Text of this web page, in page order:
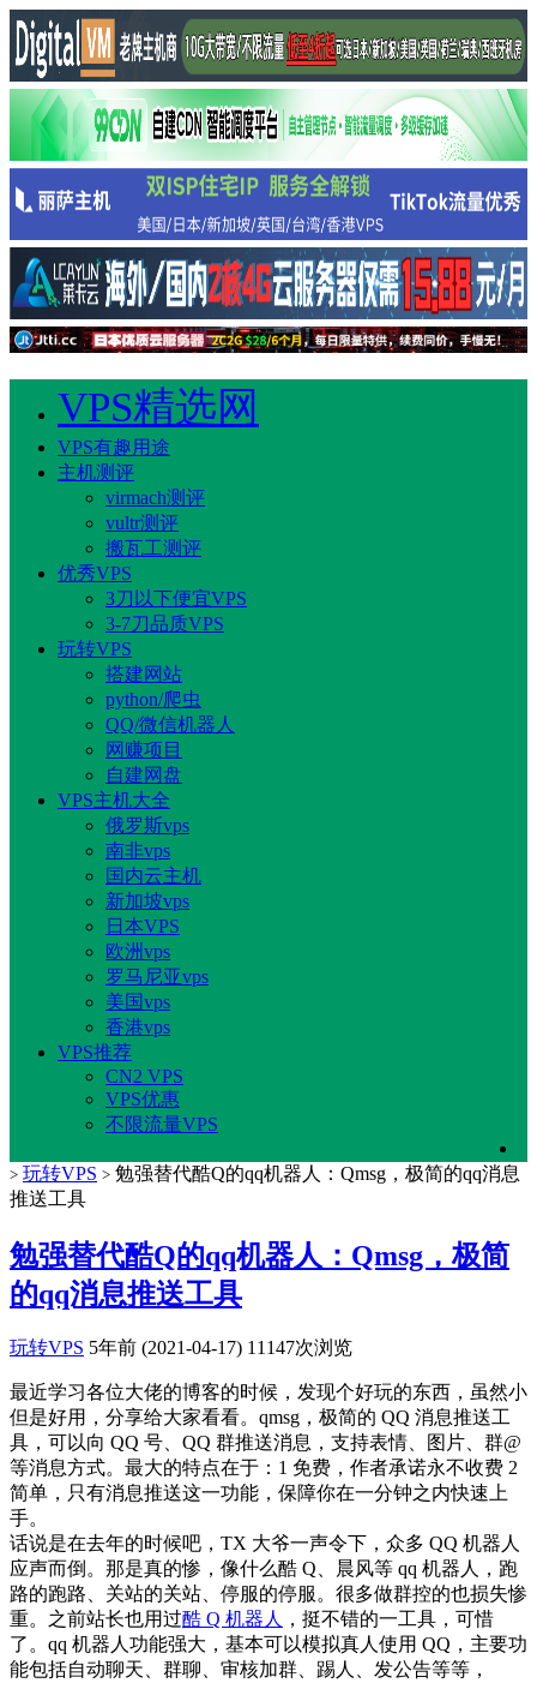
VPS精选网
VPS有趣用途
主机测评
virmach测评
vultr测评
搬瓦工测评
优秀VPS
3刀以下便宜VPS
3-7刀品质VPS
玩转VPS
搭建网站
python/爬虫
QQ/微信机器人
网赚项目
自建网盘
VPS主机大全
俄罗斯vps
南非vps
国内云主机
新加坡vps
日本VPS
欧洲vps
罗马尼亚vps
美国vps
香港vps
VPS推荐
CN2 VPS
VPS优惠
不限流量VPS
> 玩转VPS > 勉强替代酷Q的qq机器人：Qmsg，极简的qq消息
推送工具
勉强替代酷Q的qq机器人：Qmsg，极简
的qq消息推送工具
玩转VPS 5年前 (2021-04-17) 11147次浏览
最近学习各位大佬的博客的时候，发现个好玩的东西，虽然小
但是好用，分享给大家看看。qmsg，极简的 QQ 消息推送工
具，可以向 QQ 号、QQ 群推送消息，支持表情、图片、群@
等消息方式。最大的特点在于：1 免费，作者承诺永不收费 2
简单，只有消息推送这一功能，保障你在一分钟之内快速上
手。
话说是在去年的时候吧，TX 大爷一声令下，众多 QQ 机器人
应声而倒。那是真的惨，像什么酷 Q、晨风等 qq 机器人，跑
路的跑路、关站的关站、停服的停服。很多做群控的也损失惨
重。之前站长也用过酷 Q 机器人 ，挺不错的一工具，可惜
了。qq 机器人功能强大，基本可以模拟真人使用 QQ，主要功
能包括自动聊天、群聊、审核加群、踢人、发公告等等，